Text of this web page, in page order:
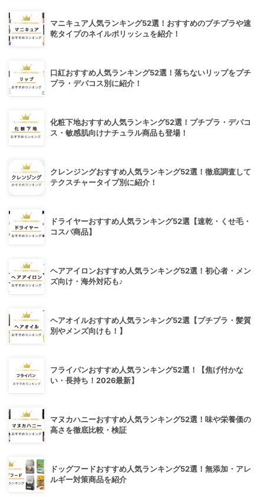
マニキュア人気ランキング52選！おすすめのプチプラや速
乾タイプのネイルポリッシュを紹介！
口紅おすすめ人気ランキング52選！落ちないリップをプチ
プラ・デパコス別に紹介！
化粧下地おすすめ人気ランキング52選！プチプラ・デパコ
ス・敏感肌向けナチュラル商品も登場！
クレンジングおすすめ人気ランキング52選！徹底調査して
テクスチャータイプ別に紹介！
ドライヤーおすすめ人気ランキング52選【速乾・くせ毛・
コスパ商品】
ヘアアイロンおすすめ人気ランキング52選！初心者・メン
ズ向け・海外対応も♪
ヘアオイルおすすめ人気ランキング52選【プチプラ・髪質
別やメンズ向けも！】
フライパンおすすめ人気ランキング52選！【焦げ付かな
い・長持ち！2026最新】
マヌカハニーおすすめ人気ランキング52選！味や栄養価の
高さを徹底比較・検証
ドッグフードおすすめ人気ランキング52選！無添加・アレ
ルギー対策商品を紹介